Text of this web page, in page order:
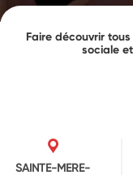
Faire découvrir
sociale
SAINTE-MERE-